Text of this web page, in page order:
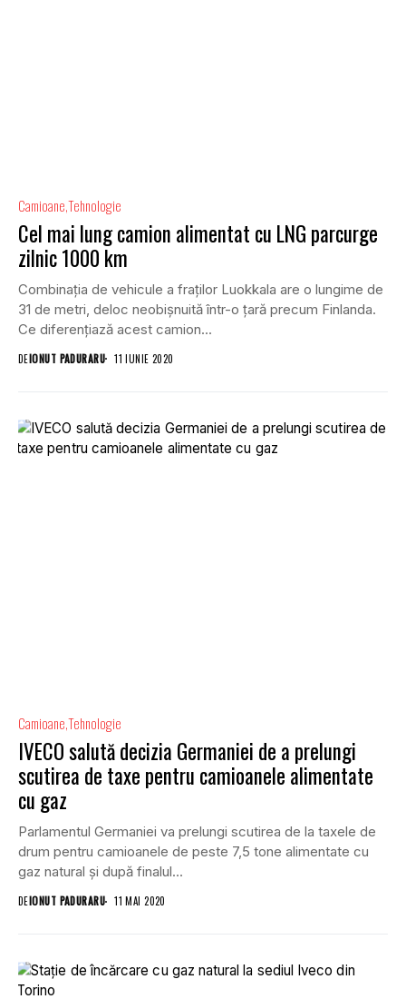
CamioaneTehnologie
Cel mai lung camion alimentat cu LNG parcurge
zilnic 1000 km
Combinația de vehicule a fraților Luokkala are o lungime de
31 de metri, deloc neobișnuită într-o țară precum Finlanda.
Ce diferențiază acest camion...
DEIONUT PADURARU 11 IUNIE 2020
CamioaneTehnologie
IVECO salută decizia Germaniei de a prelungi
scutirea de taxe pentru camioanele alimentate
cu gaz
Parlamentul Germaniei va prelungi scutirea de la taxele de
drum pentru camioanele de peste 7,5 tone alimentate cu
gaz natural și după finalul...
DEIONUT PADURARU 11 MAI 2020